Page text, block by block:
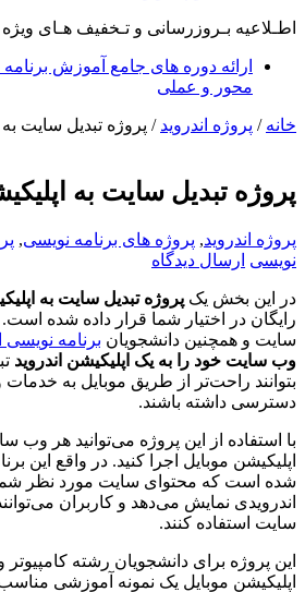
اطـلاعیه بـروزرسانی و تـخفیف هـای
ارائه دوره های جامع آموزش
محور و عملی
خانه / پروژه اندروید / پروژه تبدیل سایت به
پروژه تبدیل سایت به
پروژه اندروید, پروژه های برنامه نویسی,
نویسی ارسال دیدگاه
در این بخش یک پروژه تبدیل سایت به
رایگان در اختیار شما قرار داده شده
سایت و همچنین دانشجویان برنامه نویسی
وب سایت خود را به یک اپلیکیشن اندروید
بتوانند راحت‌تر از طریق موبایل به
دسترسی داشته باشند.
با استفاده از این پروژه می‌توانید هر وب
اپلیکیشن موبایل اجرا کنید. در واقع این
شده است که محتوای سایت مورد نظر شما
اندرویدی نمایش می‌دهد و کاربران
سایت استفاده کنند.
این پروژه برای دانشجویان رشته
اپلیکیشن موبایل یک نمونه آموزشی